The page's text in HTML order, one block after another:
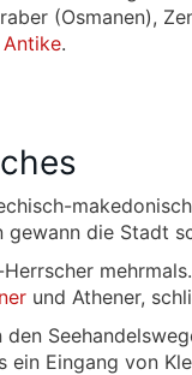
(Osmanen),
Antike.
die Stadt
und Athener,
Eingang von